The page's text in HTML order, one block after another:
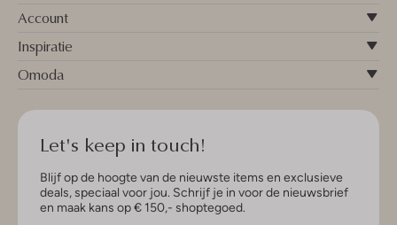
Account
Inspiratie
Omoda
Let's keep in touch!
Blijf op de hoogte van de nieuwste items en exclusieve
deals, speciaal voor jou. Schrijf je in voor de nieuwsbrief
en maak kans op € 150,- shoptegoed.